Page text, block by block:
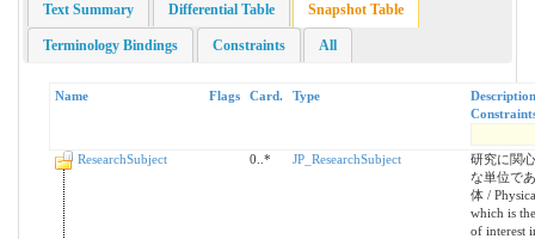
Text Summary Differential Table Snapshot Table
Terminology Bindings Constraints All
Name Flags Card. Type
ResearchSubject 0..* JP_ResearchSubject
研究に関
な単位で
体 /
which is
of interest